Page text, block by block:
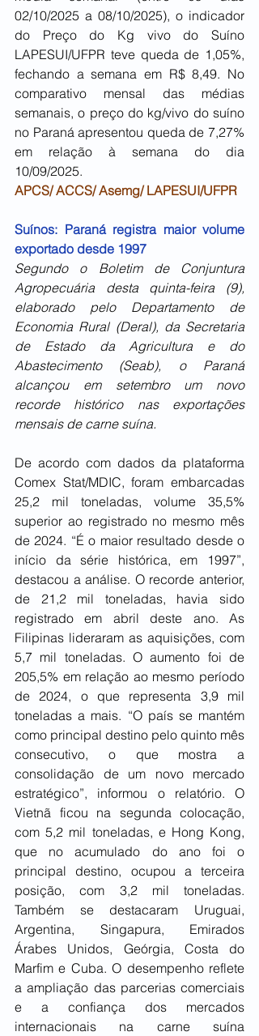
02/10/2025 a 08/10/2025), o indicador
do Preço do Kg vivo do Suíno
LAPESUI/UFPR teve queda de 1,05%,
fechando a semana em R$ 8,49. No
comparativo mensal das médias
semanais, o preço do kg/vivo do suíno
no Paraná apresentou queda de 7,27%
em relação à semana do dia
10/09/2025.
APCS/ ACCS/ Asemg/ LAPESUI/UFPR
Suínos: Paraná registra maior volume
exportado desde 1997
Segundo o Boletim de Conjuntura
Agropecuária desta quinta-feira (9),
elaborado pelo Departamento de
Economia Rural (Deral), da Secretaria
de Estado da Agricultura e do
Abastecimento (Seab), o Paraná
alcançou em setembro um novo
recorde histórico nas exportações
mensais de carne suína.
De acordo com dados da plataforma
Comex Stat/MDIC, foram embarcadas
25,2 mil toneladas, volume 35,5%
superior ao registrado no mesmo mês
de 2024. “É o maior resultado desde o
início da série histórica, em 1997”,
destacou a análise. O recorde anterior,
de 21,2 mil toneladas, havia sido
registrado em abril deste ano. As
Filipinas lideraram as aquisições, com
5,7 mil toneladas. O aumento foi de
205,5% em relação ao mesmo período
de 2024, o que representa 3,9 mil
toneladas a mais. “O país se mantém
como principal destino pelo quinto mês
consecutivo, o que mostra a
consolidação de um novo mercado
estratégico”, informou o relatório. O
Vietnã ficou na segunda colocação,
com 5,2 mil toneladas, e Hong Kong,
que no acumulado do ano foi o
principal destino, ocupou a terceira
posição, com 3,2 mil toneladas.
Também se destacaram Uruguai,
Argentina, Singapura, Emirados
Árabes Unidos, Geórgia, Costa do
Marfim e Cuba. O desempenho reflete
a ampliação das parcerias comerciais
e a confiança dos mercados
internacionais na carne suína